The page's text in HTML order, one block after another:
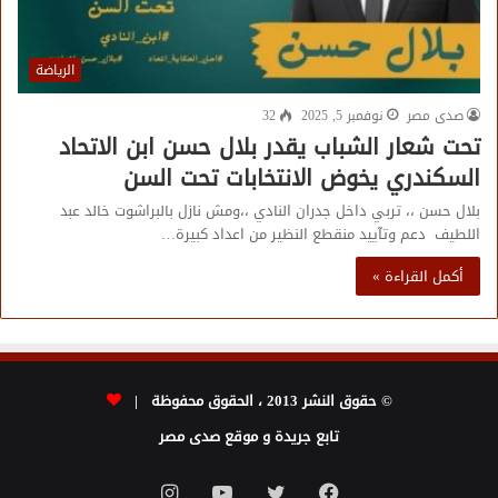
الرياضة
صدى مصر
نوفمبر 5, 2025 32
تحت شعار الشباب يقدر بلال حسن ابن الاتحاد
السكندري يخوض الانتخابات تحت السن
بلال حسن ،، تربي داخل جدران النادي ،،ومش نازل بالبراشوت خالد عبد
اللطيف دعم وتآييد منقطع النظير من اعداد كبيرة…
أكمل القراءة »
© حقوق النشر 2013 ، الحقوق محفوظة |
تابع جريدة و موقع صدى مصر